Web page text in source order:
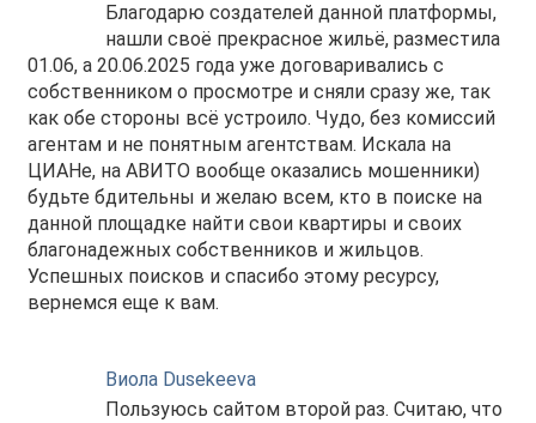
Благодарю создателей данной платформы,
нашли своё прекрасное жильё, разместила
01.06, а 20.06.2025 года уже договаривались с
собственником о просмотре и сняли сразу же, так
как обе стороны всё устроило. Чудо, без комиссий
агентам и не понятным агентствам. Искала на
ЦИАНе, на АВИТО вообще оказались мошенники)
будьте бдительны и желаю всем, кто в поиске на
данной площадке найти свои квартиры и своих
благонадежных собственников и жильцов.
Успешных поисков и спасибо этому ресурсу,
вернемся еще к вам.
Виола Dusekeeva
Пользуюсь сайтом второй раз. Считаю, что